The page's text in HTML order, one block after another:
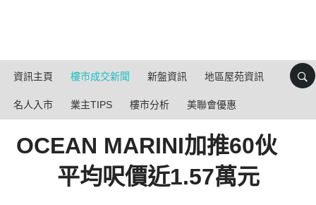
資訊主頁 樓市成交新聞 新盤資訊 地區屋苑資訊
名人入市 業主TIPS 樓市分析 美聯會優惠
OCEAN MARINI加推60伙
平均呎價近1.57萬元